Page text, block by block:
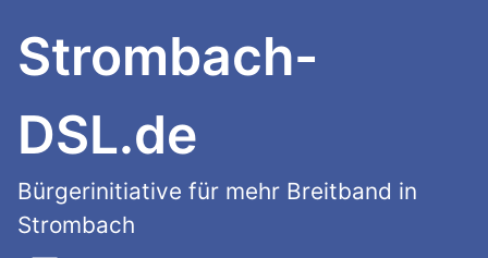
SKIP TO MAIN CONTENT
Strombach-
DSL.de
Bürgerinitiative für mehr Breitband in
Strombach